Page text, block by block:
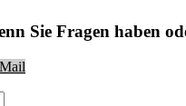
Sie Fragen haben